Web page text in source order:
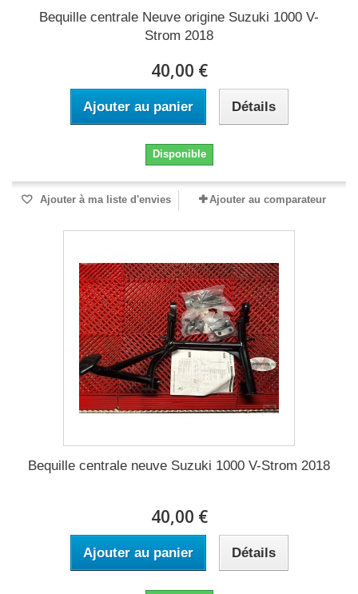
Bequille centrale Neuve origine Suzuki 1000 V-
Strom 2018
40,00 €
Ajouter au panier Détails
Disponible
Ajouter à ma liste d'envies Ajouter au comparateur
Bequille centrale neuve Suzuki 1000 V-Strom 2018
40,00 €
Ajouter au panier Détails